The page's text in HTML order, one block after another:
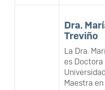
Dra.
Treviño
La Dra.
es
Maestra